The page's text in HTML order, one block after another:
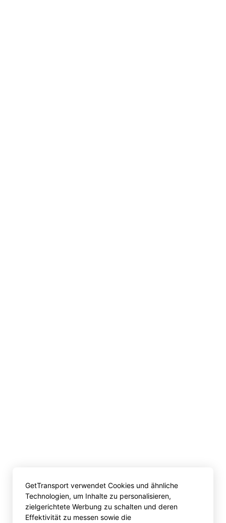
GetTransport verwendet Cookies und ähnliche
Technologien, um Inhalte zu personalisieren,
zielgerichtete Werbung zu schalten und deren
Effektivität zu messen sowie die